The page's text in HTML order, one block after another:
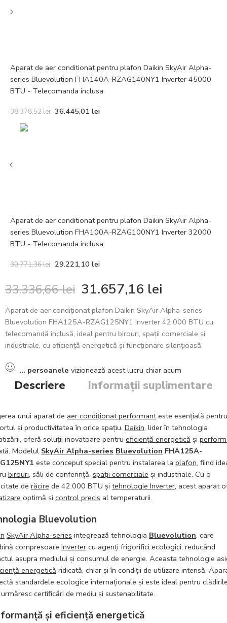
Aparat de aer conditionat pentru plafon Daikin SkyAir Alpha-
series Bluevolution FHA140A-RZAG140NY1 Inverter 45000
BTU - Telecomanda inclusa
38.378,52lei 36.445,01 lei
Aparat de aer conditionat pentru plafon Daikin SkyAir Alpha-
series Bluevolution FHA100A-RZAG100NY1 Inverter 32000
BTU - Telecomanda inclusa
30.771,36lei 29.221,10 lei
33.336,66lei 31.657,16 lei
Aparat de aer condiționat plafon Daikin SkyAir Alpha-series
Bluevolution FHA125A-RZAG125NY1 Inverter 42.000 BTU cu
telecomandă inclusă, ideal pentru birouri, spații comerciale și
industriale, cu eficiență energetică și funcționare silențioasă.
... persoanele vizionează acest lucru chiar acum
Descriere Informații suplimentare
unui aparat de aer condiționat performanteste esențială pentru
și productivitatea în orice spațiu. Daikin, lider în tehnologia
oferă soluții inovatoare pentru eficiență energetică și
Modelul SkyAir Alpha-series Bluevolution FHA125A-
este conceput special pentru instalarea la plafon, fiind
birouri, săli de conferință, spații comerciale și industriale. Cu o
de răcire de 42.000 BTU și tehnologie Inverter, acest aparat
optimă și control precis al temperaturii.
Bluevolution
SkyAir Alpha-series integrează tehnologia Bluevolution, care
compresoare Inverter cu agenți frigorifici ecologici, reducând
asupra mediului și consumul de energie. Aceasta tehnologie
energetică ridicată, chiar și în condiții de utilizare intensă.
standardele ecologice internaționale și este ideal pentru
certificări de mediu și sustenabilitate.
și eficiență energetică